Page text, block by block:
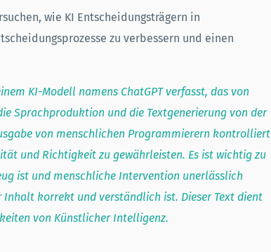
wie KI Entscheidungsträgern in
zu verbessern und einen
KI-Modell namens ChatGPT verfasst, das von
Sprachproduktion und die Textgenerierung von der
von menschlichen Programmierern kontrolliert
und Richtigkeit zu gewährleisten. Es ist wichtig zu
ist und menschliche Intervention unerlässlich
korrekt und verständlich ist. Dieser Text dient
von Künstlicher Intelligenz.